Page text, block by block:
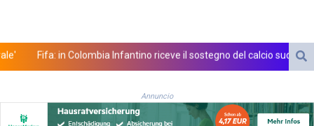
AZN 1.970043
BDT 143.103908
BHD 0.435989
Fifa: in Colombia Infantino riceve il sostegno del calcio
Annuncio